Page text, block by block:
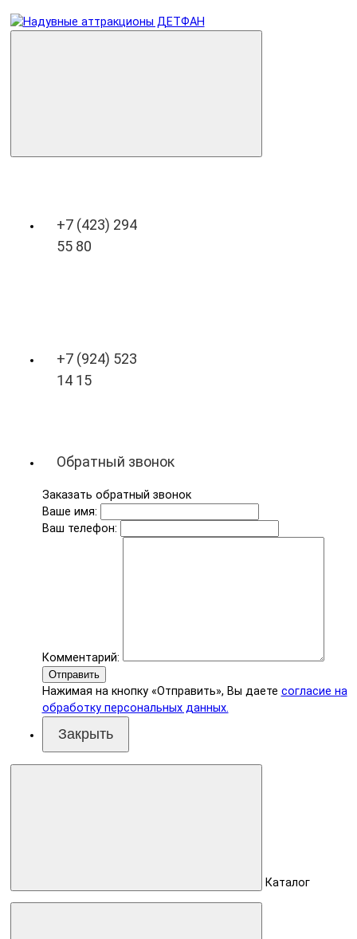
+7 (423) 294
55 80
+7 (924) 523
14 15
Обратный звонок
Заказать обратный звонок
Ваше имя:
Ваш телефон:
Комментарий:
Отправить
Нажимая на кнопку «Отправить», Вы даете согласие на
обработку персональных данных.
Закрыть
Каталог